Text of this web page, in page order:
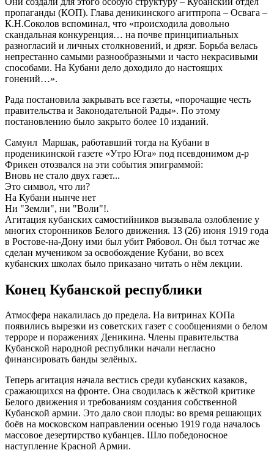
пропаганды (КОП). Глава деникинского агитпропа – Освага –
К.Н.Соколов вспоминал, что «происходила довольно
скандальная конкуренция… на почве принципиальных
разногласий и личных столкновений, и дрязг. Борьба велась
непрестанно самыми разнообразными и часто некрасивыми
способами. На Кубани дело доходило до настоящих
гонений…».
Рада постановила закрывать все газеты, «порочащие честь
правительства и Законодательной Рады». По этому
постановлению было закрыто более 10 изданий.
Самуил Маршак, работавший тогда на Кубани в
проденикинской газете «Утро Юга» под псевдонимом д-р
Фрикен отозвался на эти события эпиграммой:
Вновь не стало двух газет...
Это символ, что ли?
На Кубани нынче нет
Ни "Земли", ни "Воли"!.
Агитация кубанских самостийников вызывала озлобление у
многих сторонников Белого движения. 13 (26) июня 1919 года
в Ростове-на-Дону ими был убит Рябовол. Он был тотчас же
сделан мучеником за освобождение Кубани, во всех
кубанских школах было приказано читать о нём лекции.
Конец Кубанской республики
Атмосфера накалилась до предела. На витринах КОПа
появились вырезки из советских газет с сообщениями о белом
терроре и поражениях Деникина. Члены правительства
Кубанской народной республики начали негласно
финансировать банды зелёных.
Теперь агитация начала вестись среди кубанских казаков,
сражающихся на фронте. Она сводилась к жёсткой критике
Белого движения и требованиям создания собственной
Кубанской армии. Это дало свои плоды: во время решающих
боёв на московском направлении осенью 1919 года началось
массовое дезертирство кубанцев. Шло победоносное
наступление Красной Армии.